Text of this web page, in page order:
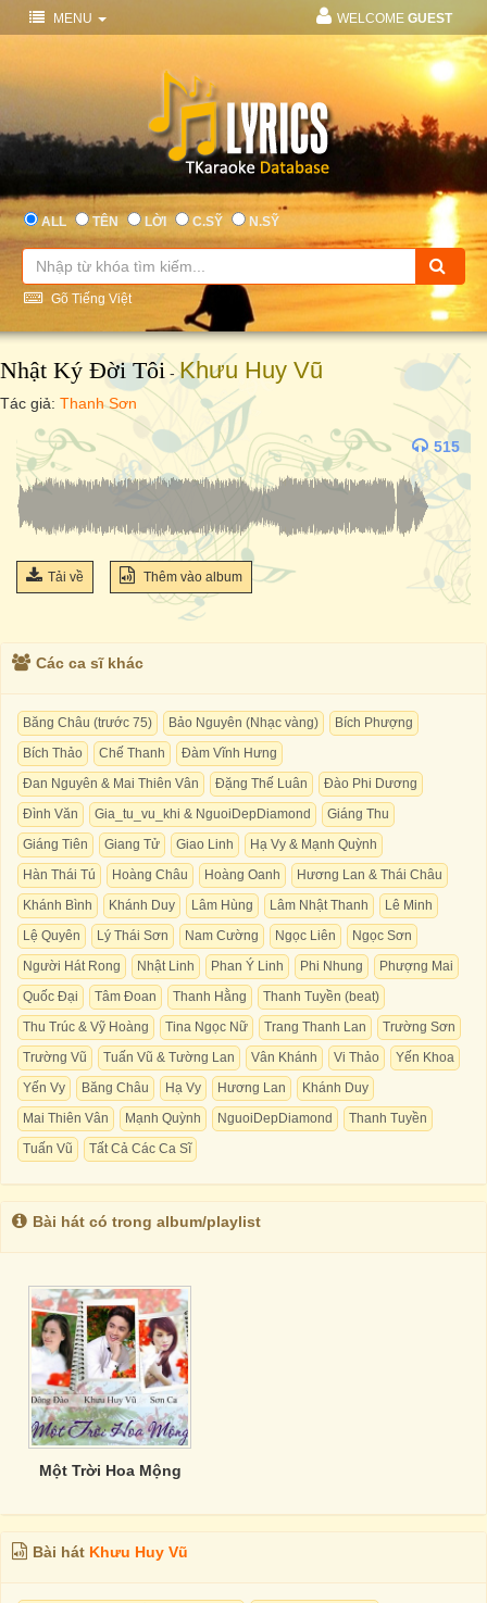
MENU WELCOME GUEST
ALL TÊN LỜI C.SỸ N.SỸ
Gõ Tiếng Việt
Nhật Ký Đời Tôi -Khưu Huy Vũ
Tác giả: Thanh Sơn
515
Tải về Thêm vào album
Các ca sĩ khác
Băng Châu (trước 75) Bảo Nguyên (Nhạc vàng)
Bích Phượng
Bích Thảo
Chế Thanh
Đàm Vĩnh Hưng
Đan Nguyên & Mai Thiên Vân
Đặng Thế Luân
Đào Phi Dương
Đình Văn
Gia_tu_vu_khi & NguoiDepDiamond
Giáng Thu
Giáng Tiên
Giang Tử Giao Linh
Hạ Vy & Mạnh Quỳnh
Hàn Thái Tú
Hoàng Châu Hoàng Oanh
Hương Lan & Thái Châu
Khánh Bình
Khánh Duy Lâm Hùng Lâm Nhật Thanh
Lê Minh
Lệ Quyên
Lý Thái Sơn Nam Cường Ngọc Liên
Ngọc Sơn
Người Hát Rong
Nhật Linh Phan Ý Linh Phi Nhung
Phượng Mai
Quốc Đại
Tâm Đoan Thanh Hằng
Thanh Tuyền (beat)
Thu Trúc & Vỹ Hoàng
Tina Ngọc Nữ Trang Thanh Lan
Trường Sơn
Trường Vũ
Tuấn Vũ & Tường Lan Vân Khánh Vi Thảo
Yến Khoa
Yến Vy
Băng Châu Hạ Vy Hương Lan
Khánh Duy
Mai Thiên Vân
Mạnh Quỳnh NguoiDepDiamond
Thanh Tuyền
Tuấn Vũ
Tất Cả Các Ca Sĩ
Bài hát có trong album/playlist
Một Trời Hoa Mộng
Bài hát Khưu Huy Vũ